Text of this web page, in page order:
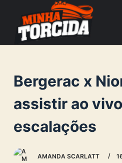
o
n
e
Bergerac x
assistir ao
escalações
AMANDA SCARLATT